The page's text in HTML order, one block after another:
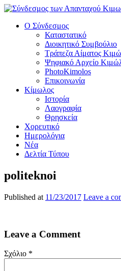
Ο Σύνδεσμος
Καταστατικό
Διοικητικό Συμβούλιο
Τράπεζα Αίματος
Ψηφιακό Αρχείο
PhotoKimolos
Επικοινωνία
Κίμωλος
Ιστορία
Λαογραφία
Θρησκεία
Χορευτικό
Ημερολόγια
Νέα
Δελτία Τύπου
politeknoi
Published at 11/23/2017 Leave a
Leave a Comment
Σχόλιο *